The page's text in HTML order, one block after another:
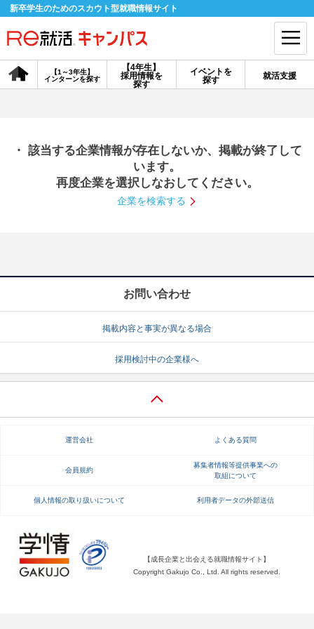
新卒学生のためのスカウト型就職情報サイト
【4年生】
採用情報を
探す
【1～3年生】
インターンを探す
イベントを
探す
就活支援
会員登録 ログイン
探す
【4年生】
説明会を探す
就活ノウハウ・サポート
就活ノウハウが満載！ お役立ち記事・相談室など
就活ニュースペーパー よくある質問
不明点があればこちら
・ 該当する企業情報が存在しないか、掲載が終了して
います。
再度企業を選択しなおしてください。
企業を検索する
お問い合わせ
掲載内容と事実が異なる場合
採用検討中の企業様へ
運営会社 よくある質問
会員規約
募集者情報等提供事業への
取組について
個人情報の取り扱いについて 利用者データの外部送信
【成長企業と出会える就職情報サイト】
Copyright Gakujo Co., Ltd. All rights reserved.